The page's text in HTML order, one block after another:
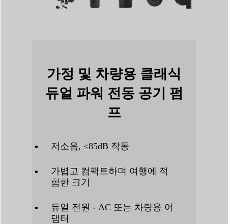
가정 및 차량용 클래식
듀얼 파워 전동 공기 펌
프
저소음, ≤85dB 작동
가볍고 컴팩트하며 여행에 적
합한 크기
듀얼 전원 - AC 또는 차량용 어
댑터